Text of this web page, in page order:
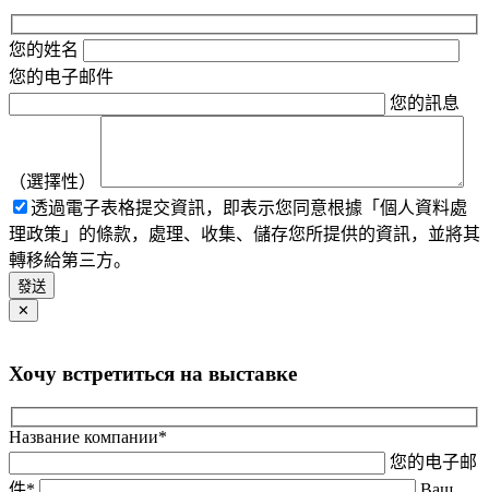
您的姓名
您的电子邮件
您的訊息
（選擇性）
透過電子表格提交資訊，即表示您同意根據「個人資料處
理政策」的條款，處理、收集、儲存您所提供的資訊，並將其
轉移給第三方。
✕
Хочу встретиться на выставке
Название компании*
您的电子邮